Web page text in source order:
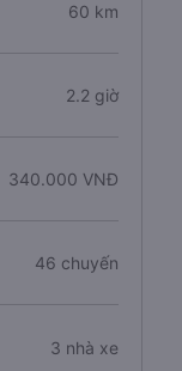
60 km
2.2 giờ
340.000 VNĐ
46 chuyến
3 nhà xe